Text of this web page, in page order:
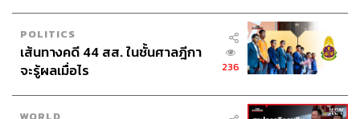
POLITICS
เส้นทางคดี 44 สส. ในชั้นศาลฎีกา
จะรู้ผลเมื่อไร
236